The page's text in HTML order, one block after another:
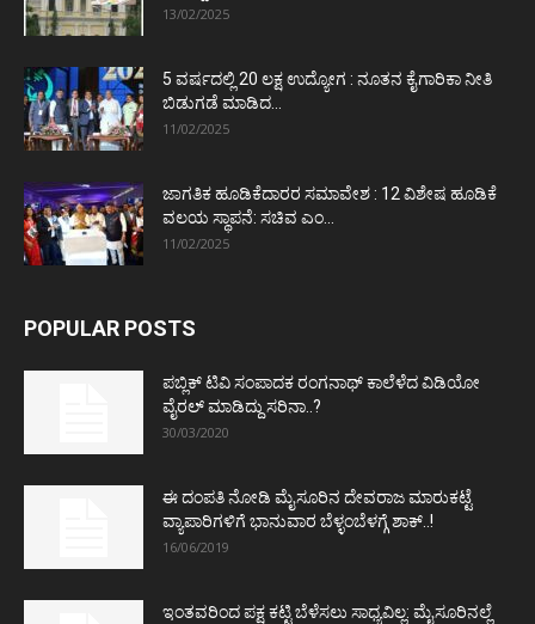
13/02/2025
5 ವರ್ಷದಲ್ಲಿ 20 ಲಕ್ಷ ಉದ್ಯೋಗ : ನೂತನ ಕೈಗಾರಿಕಾ ನೀತಿ
ಬಿಡುಗಡೆ ಮಾಡಿದ...
11/02/2025
ಜಾಗತಿಕ ಹೂಡಿಕೆದಾರರ ಸಮಾವೇಶ : 12 ವಿಶೇಷ ಹೂಡಿಕೆ
ವಲಯ ಸ್ಥಾಪನೆ: ಸಚಿವ ಎಂ...
11/02/2025
POPULAR POSTS
ಪಬ್ಲಿಕ್ ಟಿವಿ ಸಂಪಾದಕ ರಂಗನಾಥ್ ಕಾಲೆಳೆದ ವಿಡಿಯೋ
ವೈರಲ್ ಮಾಡಿದ್ದು ಸರಿನಾ..?
30/03/2020
ಈ ದಂಪತಿ ನೋಡಿ ಮೈಸೂರಿನ ದೇವರಾಜ ಮಾರುಕಟ್ಟೆ
ವ್ಯಾಪಾರಿಗಳಿಗೆ ಭಾನುವಾರ ಬೆಳ್ಳಂಬೆಳಗ್ಗೆ ಶಾಕ್..!
16/06/2019
ಇಂತವರಿಂದ ಪಕ್ಷ ಕಟ್ಟಿ ಬೆಳೆಸಲು ಸಾಧ್ಯವಿಲ್ಲ: ಮೈಸೂರಿನಲ್ಲೆ